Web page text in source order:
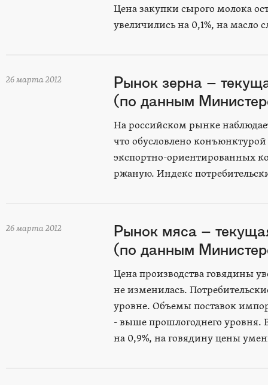
Цена закупки сырого молока
увеличились на 0,1%, на
26 марта 2012
Рынок зерна –
(по данным
На российском рынке
что обусловлено
экспортно-ориентированных
ржаную. Индекс
26 марта 2012
Рынок мяса –
(по данным
Цена производства говядины
не изменилась.
уровне. Объемы поставок
- выше прошлогоднего уровня.
на 0,9%, на говядину цены